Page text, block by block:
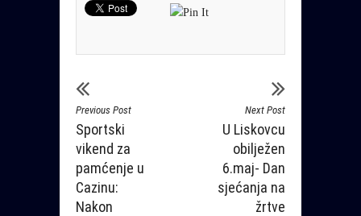
Previous Post
Sportski
vikend za
pamćenje u
Cazinu:
Nakon
Next Post
U Liskovcu
obilježen
6.maj- Dan
sjećanja na
žrtve